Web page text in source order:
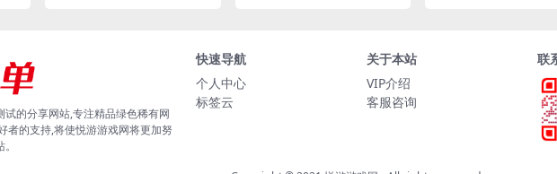
的分享网站,专注精品绿色稀有网
者的支持,将使悦游游戏网将更加努
快速导航
个人中心
标签云
关于本站
VIP介绍
客服咨询
联